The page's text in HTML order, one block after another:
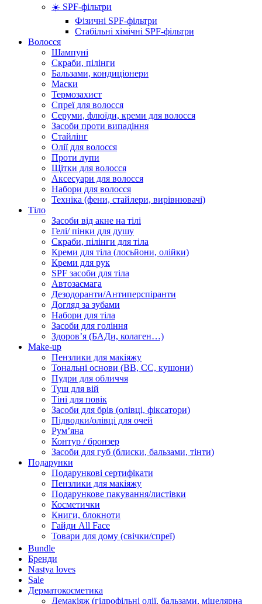
☀️ SPF-фільтри
Фізичні SPF-фільтри
Стабільні хімічні SPF-фільтри
Волосся
Шампуні
Скраби, пілінги
Бальзами, кондиціонери
Маски
Термозахист
Спреї для волосся
Серуми, флюїди, креми для волосся
Засоби проти випадіння
Стайлінг
Олії для волосся
Проти лупи
Щітки для волосся
Аксесуари для волосся
Набори для волосся
Техніка (фени, стайлери, вирівнювачі)
Тіло
Засоби від акне на тілі
Гелі/ пінки для душу
Скраби, пілінги для тіла
Креми для тіла (лосьйони, олійки)
Креми для рук
SPF засоби для тіла
Автозасмага
Дезодоранти/Антиперспіранти
Догляд за зубами
Набори для тіла
Засоби для гоління
Здоровʼя (БАДи, колаген…)
Make-up
Пензлики для макіяжу
Тональні основи (BB, CC, кушони)
Пудри для обличчя
Туш для вій
Тіні для повік
Засоби для брів (олівці, фіксатори)
Підводки/олівці для очей
Румʼяна
Контур / бронзер
Засоби для губ (блиски, бальзами, тінти)
Подарунки
Подарункові сертифікати
Пензлики для макіяжу
Подарункове пакування/листівки
Косметички
Книги, блокноти
Гайди All Face
Товари для дому (свічки/спреї)
Bundle
Бренди
Nastya loves
Sale
Дерматокосметика
Демакіяж (гідрофільні олії, бальзами, міцелярна